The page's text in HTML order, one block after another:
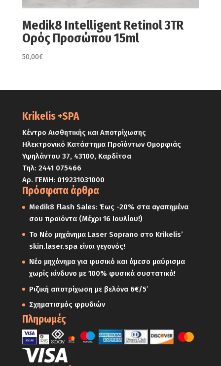
Medik8 Intelligent Retinol 3TR
Ορός Προσώπου 15ml
50,00€
Krikelis +SPA
Κέντρο Αισθητικής και Αποτρίχωσης
Ηλεκτρονικό Κατάστημα Προϊόντων Ομορφιάς
Υψηλάντου 37, 43100, Καρδίτσα
Τηλ: 2441 075466
Αρ. ΓΕΜΗ: 019231031000
Πρόσφατα άρθρα
Medik8 Flash Sales: Έως -20% στα αγαπημένα
σου προϊόντα (Μέχρι 16 Ιουλίου!)
Το Νέο μηχάνημα Laser Soprano στο Krikelis’
skin.laser.spa είναι γεγονός!
Νέο μηχάνημα για φυσικό και άμεσο μαύρισμα
χωρίς κίνδυνο με 100% φυσικά συστατικά!
Ριζική αποτρίχωση με βελόνα 6€/5′
Σχηματισμός φρυδιών
Πληρωμές